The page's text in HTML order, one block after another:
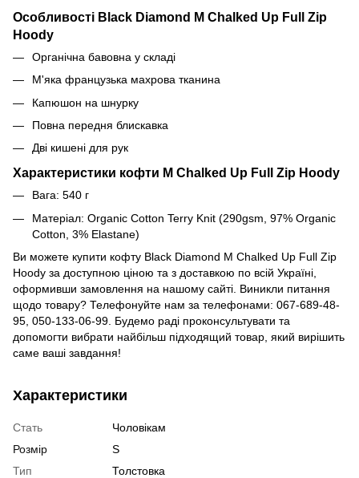
Особливості Black Diamond M Chalked Up Full Zip
Hoody
Органічна бавовна у складі
М'яка французька махрова тканина
Капюшон на шнурку
Повна передня блискавка
Дві кишені для рук
Характеристики кофти M Chalked Up Full Zip Hoody
Вага: 540 г
Матеріал: Organic Cotton Terry Knit (290gsm, 97% Organic
Cotton, 3% Elastane)
Ви можете купити кофту Black Diamond M Chalked Up Full Zip
Hoody за доступною ціною та з доставкою по всій Україні,
оформивши замовлення на нашому сайті. Виникли питання
щодо товару? Телефонуйте нам за телефонами: 067-689-48-
95, 050-133-06-99. Будемо раді проконсультувати та
допомогти вибрати найбільш підходящий товар, який вирішить
саме ваші завдання!
Характеристики
Стать
Чоловікам
Розмір
S
Тип
Толстовка